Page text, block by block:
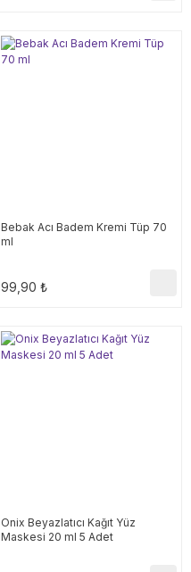
Bebak Acı Badem Kremi Tüp 70
ml
99,90 ₺
Onix Beyazlatıcı Kağıt Yüz
Maskesi 20 ml 5 Adet